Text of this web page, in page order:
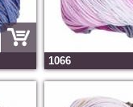
1066